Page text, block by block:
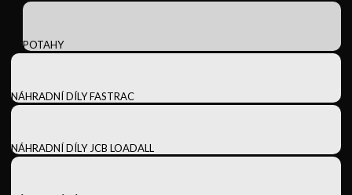
POTAHY
NÁHRADNÍ DÍLY FASTRAC
NÁHRADNÍ DÍLY JCB LOADALL